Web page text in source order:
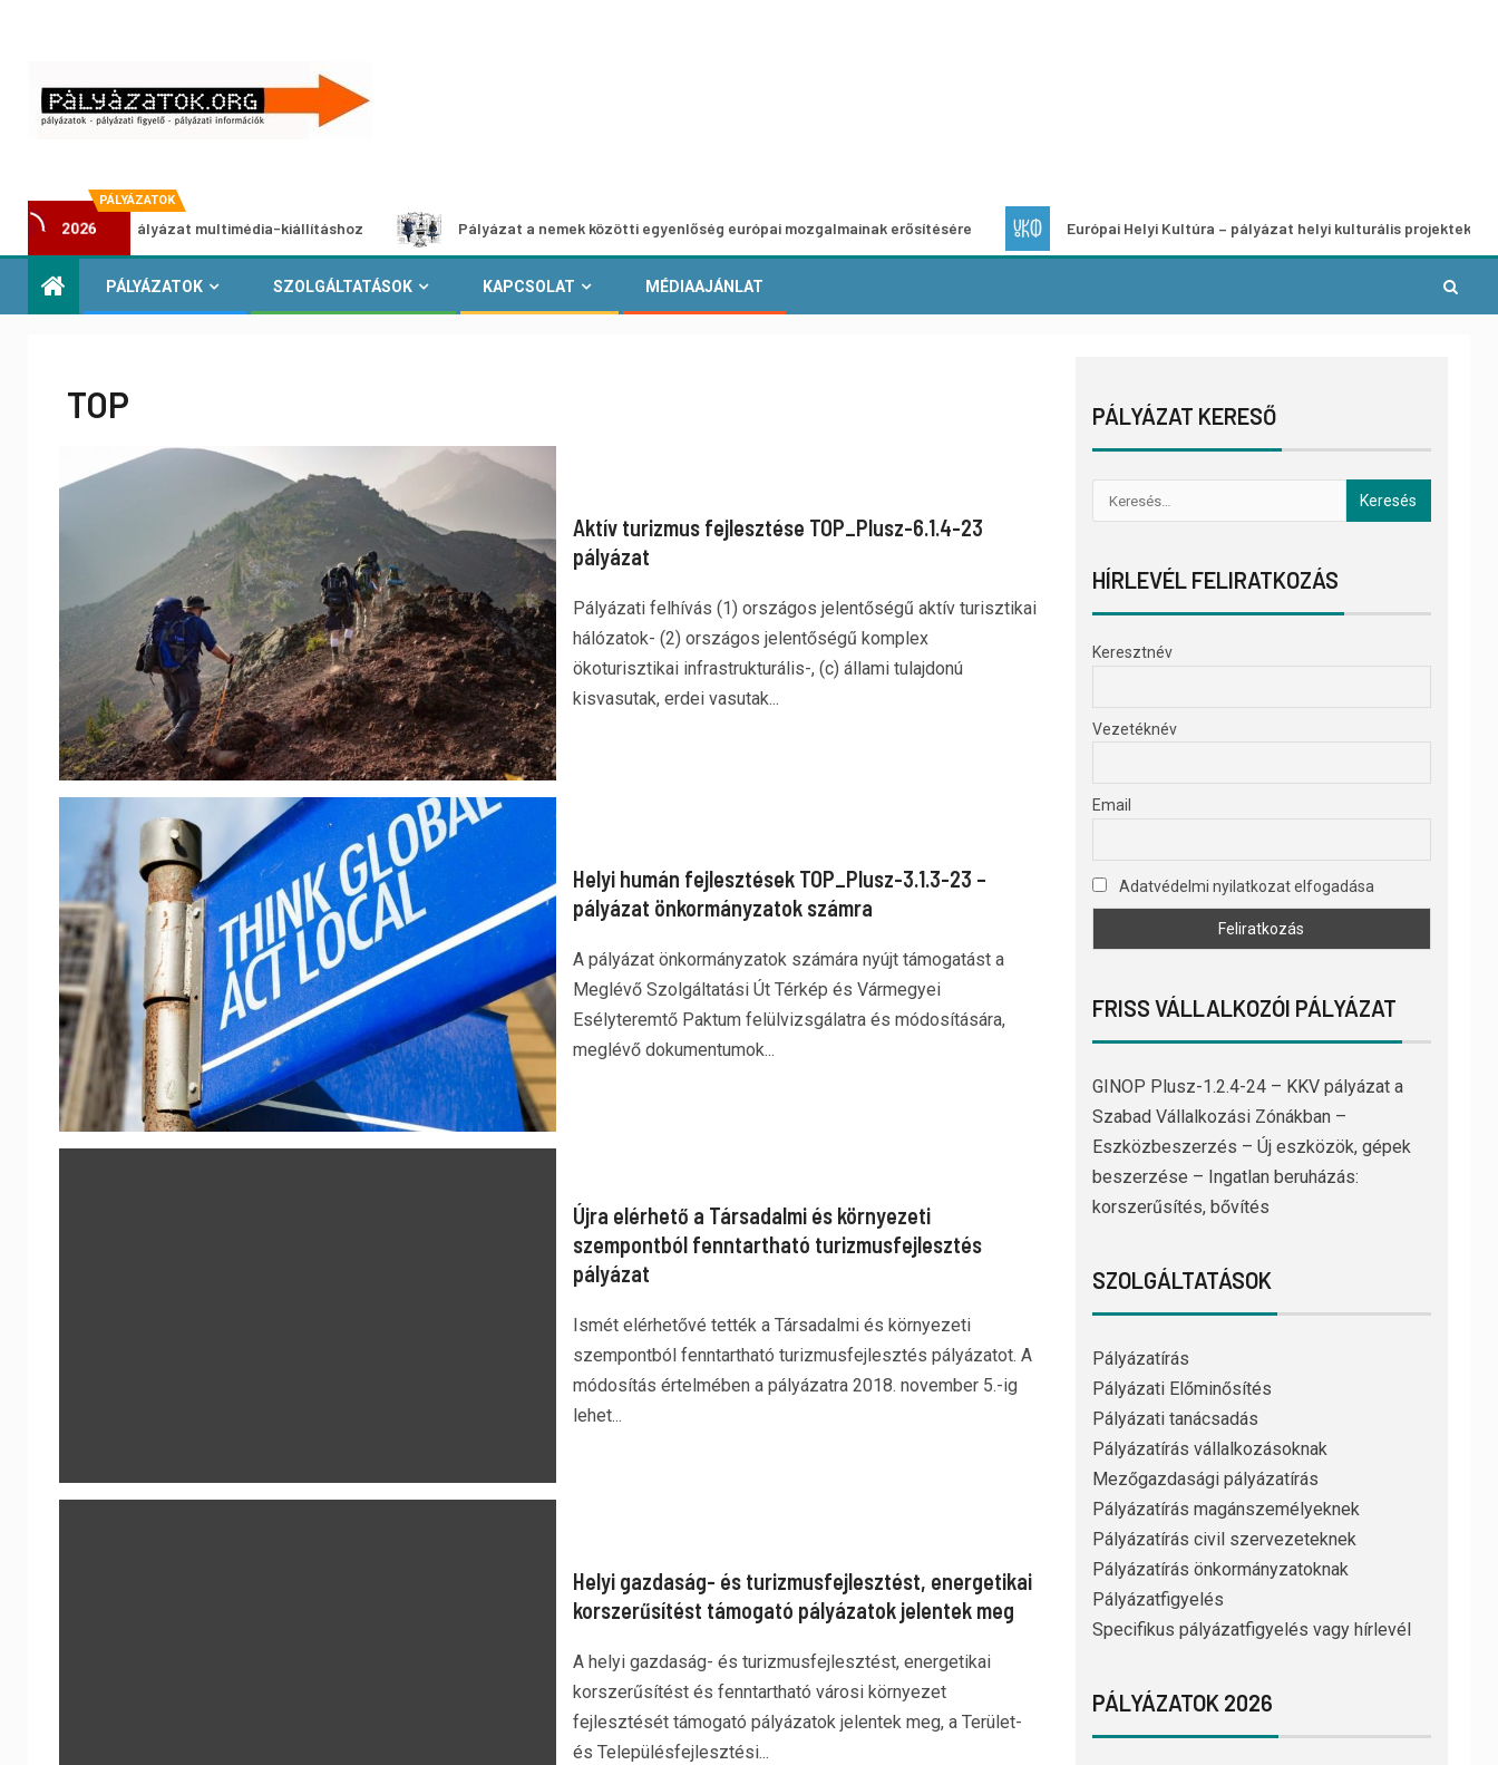
PÁLYÁZATOK
2026
pályázat multimédia-kiállításhoz Pályázat a nemek közötti egyenlőség európai mozgalmainak erősítésére Európai Helyi Kultúra – pályázat helyi kulturális projektek fejlesztésére
PÁLYÁZATOK SZOLGÁLTATÁSOK KAPCSOLAT MÉDIAAJÁNLAT
TOP
Aktív turizmus fejlesztése TOP_Plusz-6.1.4-23
pályázat
Pályázati felhívás (1) országos jelentőségű aktív turisztikai
hálózatok- (2) országos jelentőségű komplex
ökoturisztikai infrastrukturális-, (c) állami tulajdonú
kisvasutak, erdei vasutak...
Helyi humán fejlesztések TOP_Plusz-3.1.3-23 –
pályázat önkormányzatok számra
A pályázat önkormányzatok számára nyújt támogatást a
Meglévő Szolgáltatási Út Térkép és Vármegyei
Esélyteremtő Paktum felülvizsgálatra és módosítására,
meglévő dokumentumok...
Újra elérhető a Társadalmi és környezeti
szempontból fenntartható turizmusfejlesztés
pályázat
Ismét elérhetővé tették a Társadalmi és környezeti
szempontból fenntartható turizmusfejlesztés pályázatot. A
módosítás értelmében a pályázatra 2018. november 5.-ig
lehet...
Helyi gazdaság- és turizmusfejlesztést, energetikai
korszerűsítést támogató pályázatok jelentek meg
A helyi gazdaság- és turizmusfejlesztést, energetikai
korszerűsítést és fenntartható városi környezet
fejlesztését támogató pályázatok jelentek meg, a Terület-
és Településfejlesztési...
PÁLYÁZAT KERESŐ
HÍRLEVÉL FELIRATKOZÁS
Keresztnév
Vezetéknév
Email
Adatvédelmi nyilatkozat elfogadása
FRISS VÁLLALKOZÓI PÁLYÁZAT
GINOP Plusz-1.2.4-24 – KKV pályázat a
Szabad Vállalkozási Zónákban –
Eszközbeszerzés – Új eszközök, gépek
beszerzése – Ingatlan beruházás:
korszerűsítés, bővítés
SZOLGÁLTATÁSOK
Pályázatírás
Pályázati Előminősítés
Pályázati tanácsadás
Pályázatírás vállalkozásoknak
Mezőgazdasági pályázatírás
Pályázatírás magánszemélyeknek
Pályázatírás civil szervezeteknek
Pályázatírás önkormányzatoknak
Pályázatfigyelés
Specifikus pályázatfigyelés vagy hírlevél
PÁLYÁZATOK 2026